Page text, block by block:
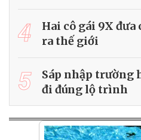
4
Hai cô gái 9X
ra thế giới
5
Sáp nhập trường
đi đúng lộ trình